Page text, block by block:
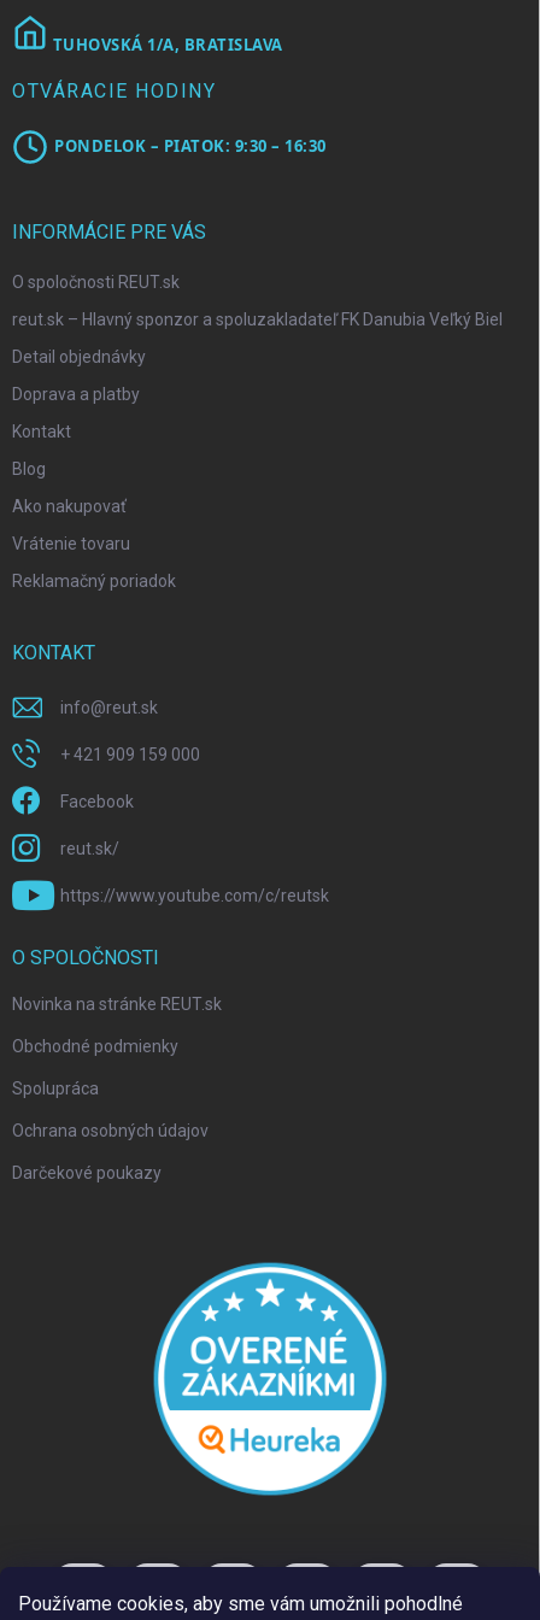
Používame cookies, aby sme vám umožnili pohodlné
TUHOVSKÁ 1/A, BRATISLAVA
OTVÁRACIE HODINY
PONDELOK – PIATOK: 9:30 – 16:30
INFORMÁCIE PRE VÁS
O spoločnosti REUT.sk
reut.sk – Hlavný sponzor a spoluzakladateľ FK Danubia Veľký Biel
Detail objednávky
Doprava a platby
Kontakt
Blog
Ako nakupovať
Vrátenie tovaru
Reklamačný poriadok
KONTAKT
info@reut.sk
+ 421 909 159 000
Facebook
reut.sk/
https://www.youtube.com/c/reutsk
O SPOLOČNOSTI
Novinka na stránke REUT.sk
Obchodné podmienky
Spolupráca
Ochrana osobných údajov
Darčekové poukazy